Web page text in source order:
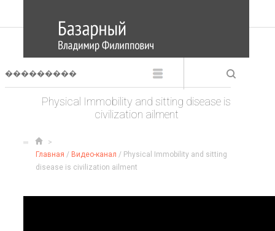
Physical Immobility and sitting disease is
civilization ailment
Главная / Видео-канал / Physical Immobility and sitting
disease is civilization ailment